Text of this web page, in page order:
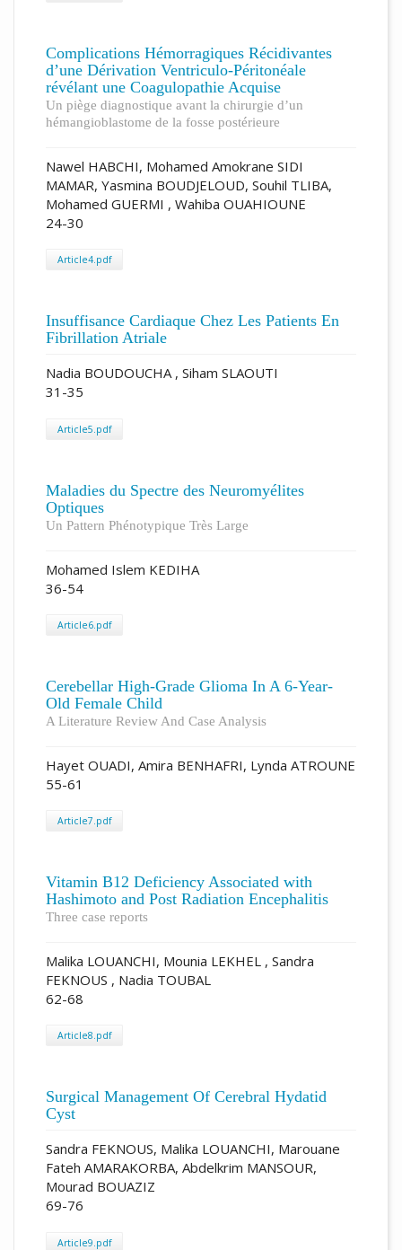
Complications Hémorragiques Récidivantes
d’une Dérivation Ventriculo-Péritonéale
révélant une Coagulopathie Acquise
Un piège diagnostique avant la chirurgie d’un
hémangioblastome de la fosse postérieure
Nawel HABCHI, Mohamed Amokrane SIDI
MAMAR, Yasmina BOUDJELOUD, Souhil TLIBA,
Mohamed GUERMI , Wahiba OUAHIOUNE
24-30
Article4.pdf
Insuffisance Cardiaque Chez Les Patients En
Fibrillation Atriale
Nadia BOUDOUCHA , Siham SLAOUTI
31-35
Article5.pdf
Maladies du Spectre des Neuromyélites
Optiques
Un Pattern Phénotypique Très Large
Mohamed Islem KEDIHA
36-54
Article6.pdf
Cerebellar High-Grade Glioma In A 6-Year-
Old Female Child
A Literature Review And Case Analysis
Hayet OUADI, Amira BENHAFRI, Lynda ATROUNE
55-61
Article7.pdf
Vitamin B12 Deficiency Associated with
Hashimoto and Post Radiation Encephalitis
Three case reports
Malika LOUANCHI, Mounia LEKHEL , Sandra
FEKNOUS , Nadia TOUBAL
62-68
Article8.pdf
Surgical Management Of Cerebral Hydatid
Cyst
Sandra FEKNOUS, Malika LOUANCHI, Marouane
Fateh AMARAKORBA, Abdelkrim MANSOUR,
Mourad BOUAZIZ
69-76
Article9.pdf